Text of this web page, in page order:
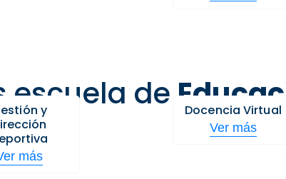
escuela de
y
más
Docencia Virtual
Ver más